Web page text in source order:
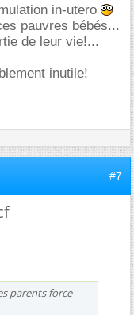
in-utero
pauvres bébés...
de leur vie!...
inutile!
#7
parents force